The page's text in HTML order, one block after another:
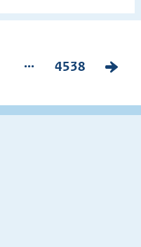
...
P
g
4538
V
l